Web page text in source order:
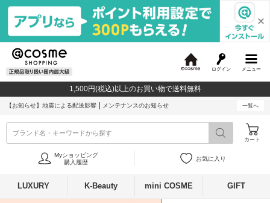
メニュー
ログイン
c
o
1,500円(税込)以上のお買い物で送料無料
【お知らせ】 地震による配送影響 メンテナンスのお知らせ 一覧へ
ブランド名・キーワードから探す
カート
Myショッピング
購入履歴
お気に入り
LUXURY K-Beauty mini COSME GIFT